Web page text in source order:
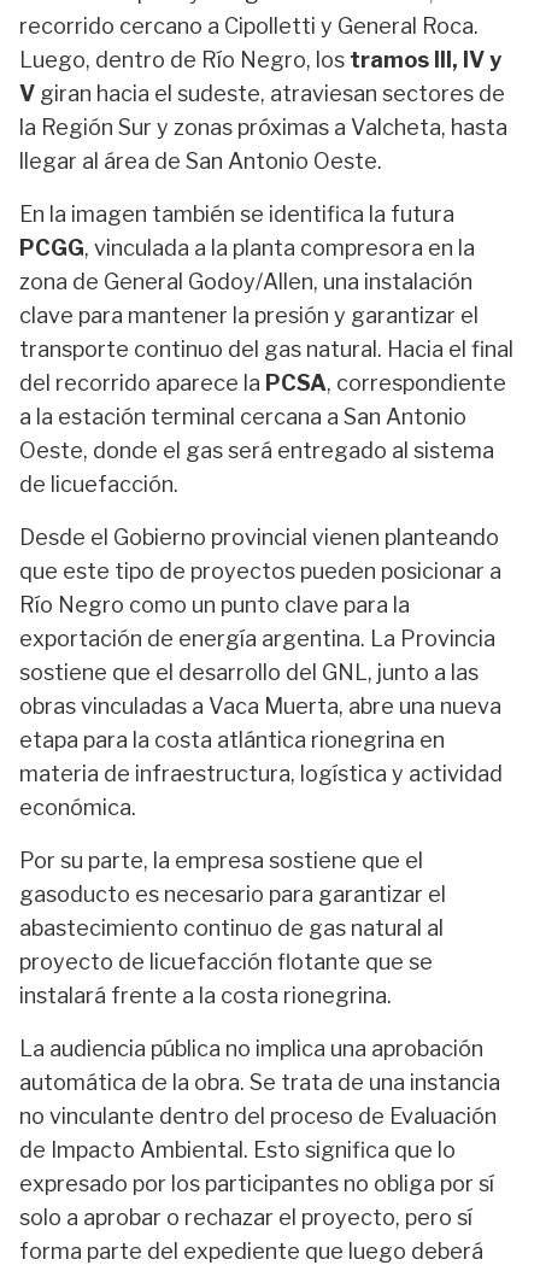
recorrido cercano a Cipolletti y General Roca.
Luego, dentro de Río Negro, los tramos III, IV y
V giran hacia el sudeste, atraviesan sectores de
la Región Sur y zonas próximas a Valcheta, hasta
llegar al área de San Antonio Oeste.
En la imagen también se identifica la futura
PCGG, vinculada a la planta compresora en la
zona de General Godoy/Allen, una instalación
clave para mantener la presión y garantizar el
transporte continuo del gas natural. Hacia el final
del recorrido aparece la PCSA, correspondiente
a la estación terminal cercana a San Antonio
Oeste, donde el gas será entregado al sistema
de licuefacción.
Desde el Gobierno provincial vienen planteando
que este tipo de proyectos pueden posicionar a
Río Negro como un punto clave para la
exportación de energía argentina. La Provincia
sostiene que el desarrollo del GNL, junto a las
obras vinculadas a Vaca Muerta, abre una nueva
etapa para la costa atlántica rionegrina en
materia de infraestructura, logística y actividad
económica.
Por su parte, la empresa sostiene que el
gasoducto es necesario para garantizar el
abastecimiento continuo de gas natural al
proyecto de licuefacción flotante que se
instalará frente a la costa rionegrina.
La audiencia pública no implica una aprobación
automática de la obra. Se trata de una instancia
no vinculante dentro del proceso de Evaluación
de Impacto Ambiental. Esto significa que lo
expresado por los participantes no obliga por sí
solo a aprobar o rechazar el proyecto, pero sí
forma parte del expediente que luego deberá